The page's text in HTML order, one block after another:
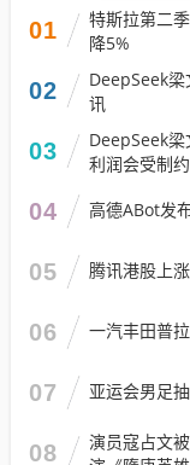
01
特斯拉第二
降5%
02
DeepSeek
讯
03
DeepSeek
利润会受制约
04 高德ABot发
05 腾讯港股上
06 一汽丰田普
07 亚运会男足
08
演员寇占文